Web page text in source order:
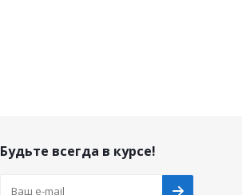
Будьте всегда в курсе!